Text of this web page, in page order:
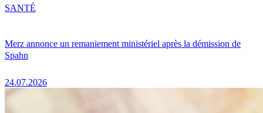
Merz annonce un remaniement ministériel après la démission de
Spahn
24.07.2026
SANTÉ